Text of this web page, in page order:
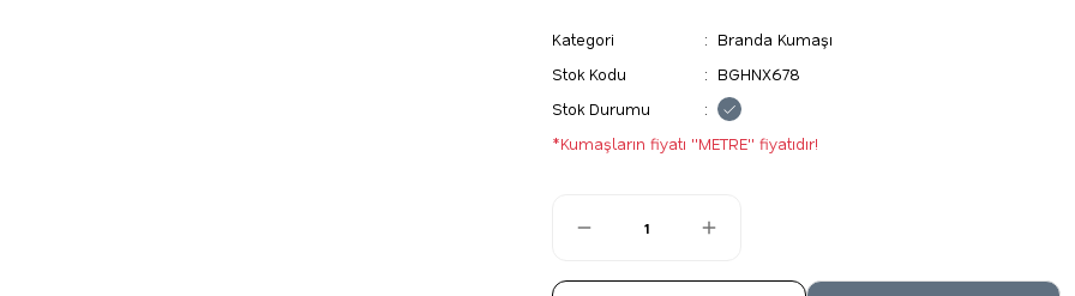
Kategori
Branda Kumaşı
Stok Kodu
BGHNX678
Stok Durumu
*Kumaşların fiyatı ''METRE'' fiyatıdır!